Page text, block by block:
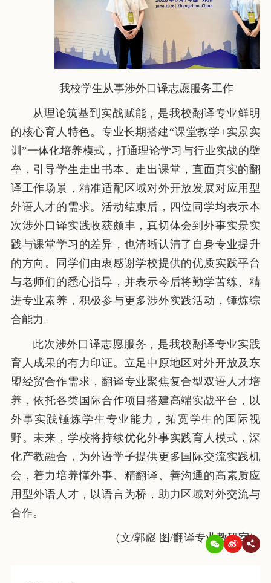
我校学生从事涉外口译志愿服务工作
从理论筑基到实战赋能，是我校翻译专业鲜明
的核心育人特色。专业长期搭建“课堂教学+实景实
训”一体化培养模式，打通理论学习与行业实战的壁
垒，引导学生走出书本、走出课堂，直面真实的翻
译工作场景，精准适配区域对外开放发展对应用型
外语人才的需求。活动结束后，四位同学均表示本
次涉外口译实践收获颇丰，真切体会到外事实景实
践与课堂学习的差异，也清晰认清了自身专业提升
的方向。同学们由衷感谢学校提供的优质实践平台
与老师们的悉心指导，并表示今后将勤学苦练、精
进专业素养，积极参与更多涉外实践活动，锤炼综
合能力。
此次涉外口译志愿服务，是我校翻译专业实践
育人成果的有力印证。立足中原地区对外开放及东
盟经贸合作需求，翻译专业聚焦复合型双语人才培
养，依托各类国际合作项目搭建高端实战平台，以
外事实践锤炼学生专业能力，拓宽学生的国际视
野。未来，学校将持续优化外事实践育人模式，深
化产教融合，为外语学子提供更多国际交流实践机
会，着力培养懂外事、精翻译、善沟通的高素质应
用型外语人才，以语言为桥，助力区域对外交流与
合作。
（文/郭彪 图/翻译专业教研室）